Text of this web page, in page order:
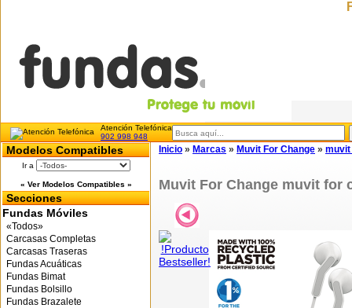
Atención Telefónica
902 998 948
Modelos Compatibles
Ir a
« Ver Modelos Compatibles »
Secciones
Fundas Móviles
«Todos»
Carcasas Completas
Carcasas Traseras
Fundas Acuáticas
Fundas Bimat
Fundas Bolsillo
Fundas Brazalete
Inicio » Marcas » Muvit For Change » muvit
Muvit For Change muvit for